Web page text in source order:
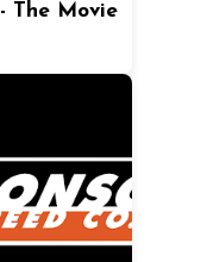
- The Movie